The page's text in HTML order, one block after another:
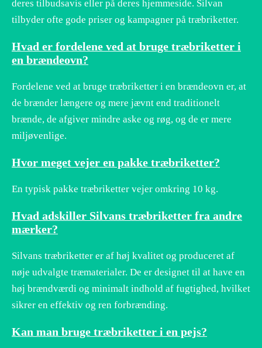
deres tilbudsavis eller på deres hjemmeside. Silvan
tilbyder ofte gode priser og kampagner på træbriketter.
Hvad er fordelene ved at bruge træbriketter i
en brændeovn?
Fordelene ved at bruge træbriketter i en brændeovn er, at
de brænder længere og mere jævnt end traditionelt
brænde, de afgiver mindre aske og røg, og de er mere
miljøvenlige.
Hvor meget vejer en pakke træbriketter?
En typisk pakke træbriketter vejer omkring 10 kg.
Hvad adskiller Silvans træbriketter fra andre
mærker?
Silvans træbriketter er af høj kvalitet og produceret af
nøje udvalgte træmaterialer. De er designet til at have en
høj brændværdi og minimalt indhold af fugtighed, hvilket
sikrer en effektiv og ren forbrænding.
Kan man bruge træbriketter i en pejs?